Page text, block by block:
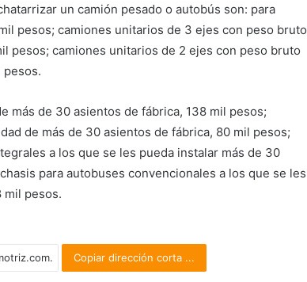
un camión pesado o autobús son: para
pesos; camiones unitarios de 3 ejes con peso bruto
pesos; camiones unitarios de 2 ejes con peso bruto
pesos.
más de 30 asientos de fábrica, 138 mil pesos;
de más de 30 asientos de fábrica, 80 mil pesos;
a los que se les pueda instalar más de 30
para autobuses convencionales a los que se les
mil pesos.
Copiar dirección corta ...